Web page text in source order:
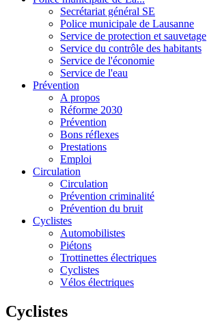
Secrétariat général SE
Police municipale de Lausanne
Service de protection et sauvetage
Service du contrôle des habitants
Service de l'économie
Service de l'eau
Prévention
A propos
Réforme 2030
Prévention
Bons réflexes
Prestations
Emploi
Circulation
Circulation
Prévention criminalité
Prévention du bruit
Cyclistes
Automobilistes
Piétons
Trottinettes électriques
Cyclistes
Vélos électriques
Cyclistes